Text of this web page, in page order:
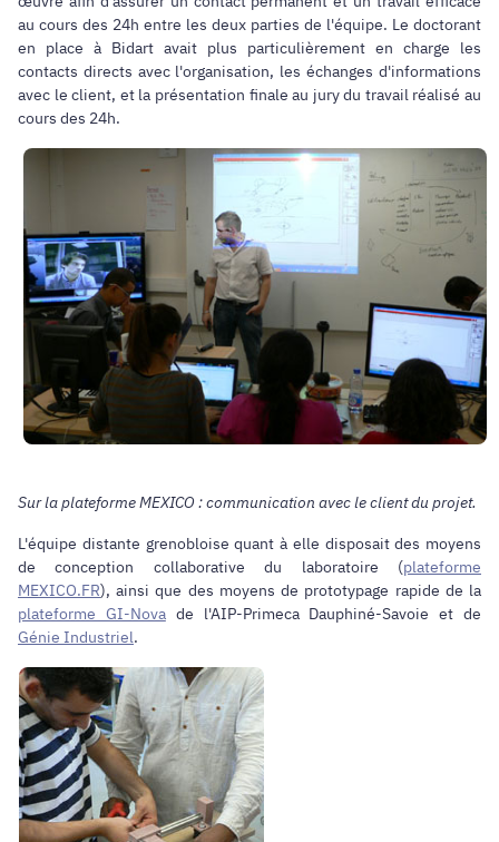
au cours des 24h entre les deux parties de l'équipe. Le doctorant
en place à Bidart avait plus particulièrement en charge les
contacts directs avec l'organisation, les échanges d'informations
avec le client, et la présentation finale au jury du travail réalisé au
cours des 24h.
Sur la plateforme MEXICO : communication avec le client du projet.
L'équipe distante grenobloise quant à elle disposait des moyens
de conception collaborative du laboratoire (plateforme
MEXICO.FR), ainsi que des moyens de prototypage rapide de la
plateforme GI-Novade l'AIP-Primeca Dauphiné-Savoie et de
Génie Industriel.